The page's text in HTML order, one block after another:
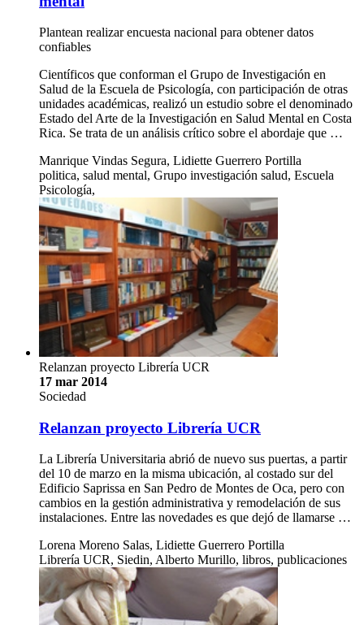
Plantean realizar encuesta nacional para obtener datos
confiables
Científicos que conforman el Grupo de Investigación en
Salud de la Escuela de Psicología, con participación de otras
unidades académicas, realizó un estudio sobre el denominado
Estado del Arte de la Investigación en Salud Mental en Costa
Rica. Se trata de un análisis crítico sobre el abordaje que …
Manrique Vindas Segura, Lidiette Guerrero Portilla
politica, salud mental, Grupo investigación salud, Escuela
Psicología,
Relanzan proyecto Librería UCR
17 mar 2014
Sociedad
Relanzan proyecto Librería UCR
La Librería Universitaria abrió de nuevo sus puertas, a partir
del 10 de marzo en la misma ubicación, al costado sur del
Edificio Saprissa en San Pedro de Montes de Oca, pero con
cambios en la gestión administrativa y remodelación de sus
instalaciones. Entre las novedades es que dejó de llamarse …
Lorena Moreno Salas, Lidiette Guerrero Portilla
Librería UCR, Siedin, Alberto Murillo, libros, publicaciones